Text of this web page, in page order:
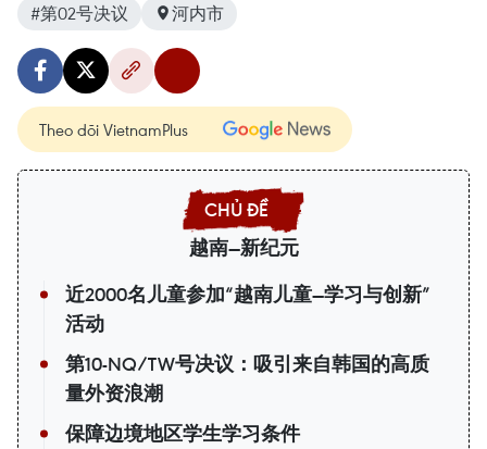
#第02号决议
河内市
Theo dõi VietnamPlus
越南—新纪元
近2000名儿童参加“越南儿童—学习与创新”
活动
第10-NQ/TW号决议：吸引来自韩国的高质
量外资浪潮
保障边境地区学生学习条件